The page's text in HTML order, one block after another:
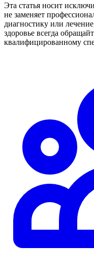
Эта статья носит
не заменяет
диагностику или
здоровье всегда
квалифицированному